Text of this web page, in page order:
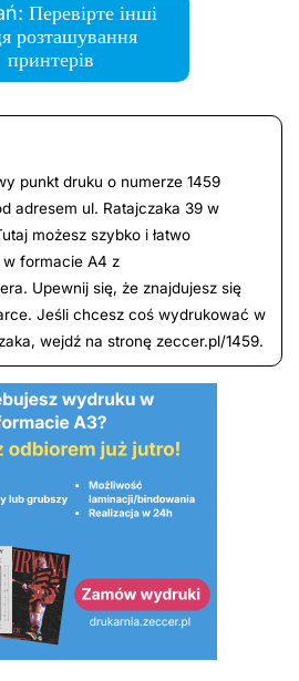
Перевірте інші
розташування
принтерів
punkt druku o numerze 1459
adresem ul. Ratajczaka 39 w
możesz szybko i łatwo
formacie A4 z
Upewnij się, że znajdujesz się
Jeśli chcesz coś wydrukować w
wejdź na stronę zeccer.pl/1459.